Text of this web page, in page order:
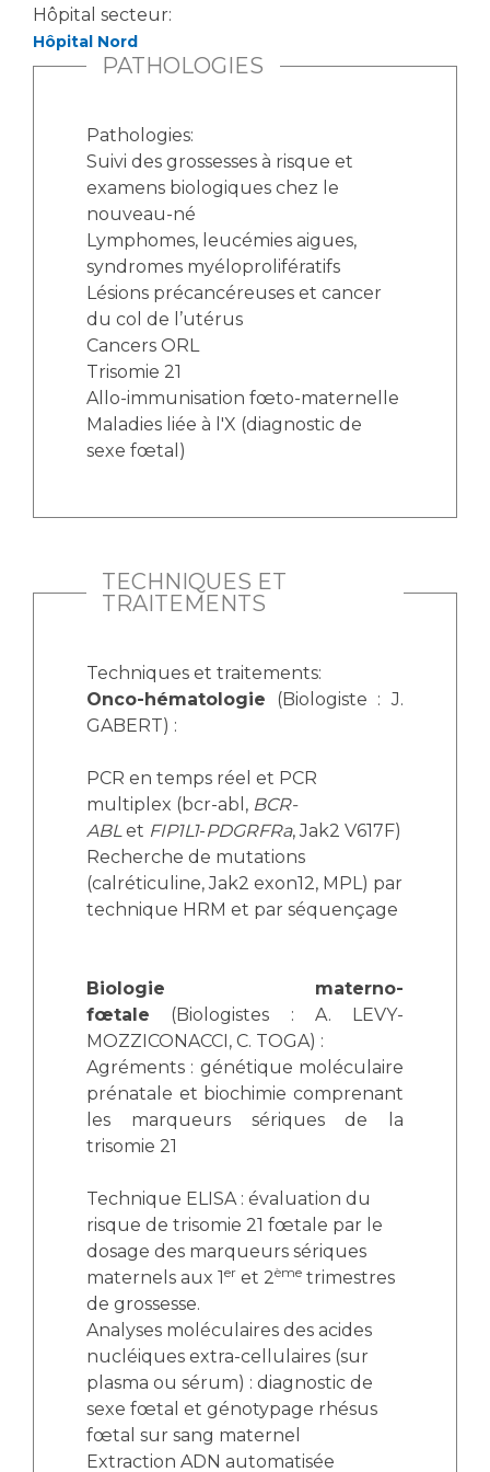
Cancer
Maladies rares
Maternité Hôpital Nord
Vos représentants
La Commission Des Usagers (CDU)
Les Comités Locaux des Usagers
Qualité
Protection des données
Sécurité
Les recherches en santé à l’AP-HM
Anatomie et Cytologie Pathologiques
Adresser un examen au Laboratoire d'Infectiologie
Plateforme d'Expertise Maladies Rares
Presse / Multimédia
Communiqués de presse
Dossiers de presse
Médiathèque
Fournisseurs
Hôpital secteur:
Hôpital Nord
PATHOLOGIES
Pathologies:
Suivi des grossesses à risque et
examens biologiques chez le
nouveau-né
Lymphomes, leucémies aigues,
syndromes myéloprolifératifs
Lésions précancéreuses et cancer
du col de l’utérus
Cancers ORL
Trisomie 21
Allo-immunisation fœto-maternelle
Maladies liée à l'X (diagnostic de
sexe fœtal)
TECHNIQUES ET
TRAITEMENTS
Techniques et traitements:
Onco-hématologie (Biologiste : J.
GABERT) :
PCR en temps réel et PCR
multiplex (bcr-abl, BCR-
ABLet FIP1L1-PDGRFRa, Jak2 V617F)
Recherche de mutations
(calréticuline, Jak2 exon12, MPL) par
technique HRM et par séquençage
Biologie materno-
fœtale (Biologistes : A. LEVY-
MOZZICONACCI, C. TOGA) :
Agréments : génétique moléculaire
prénatale et biochimie comprenant
les marqueurs sériques de la
trisomie 21
Technique ELISA : évaluation du
risque de trisomie 21 fœtale par le
dosage des marqueurs sériques
maternels aux 1er et 2ème trimestres
de grossesse.
Analyses moléculaires des acides
nucléiques extra-cellulaires (sur
plasma ou sérum) : diagnostic de
sexe fœtal et génotypage rhésus
fœtal sur sang maternel
Extraction ADN automatisée